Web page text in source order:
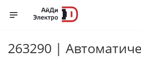
263290 |